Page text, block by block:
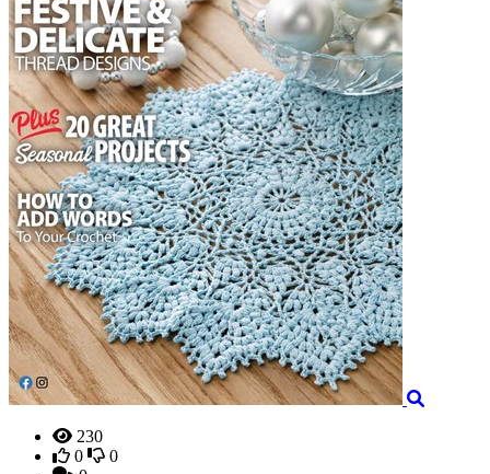
230
0
0